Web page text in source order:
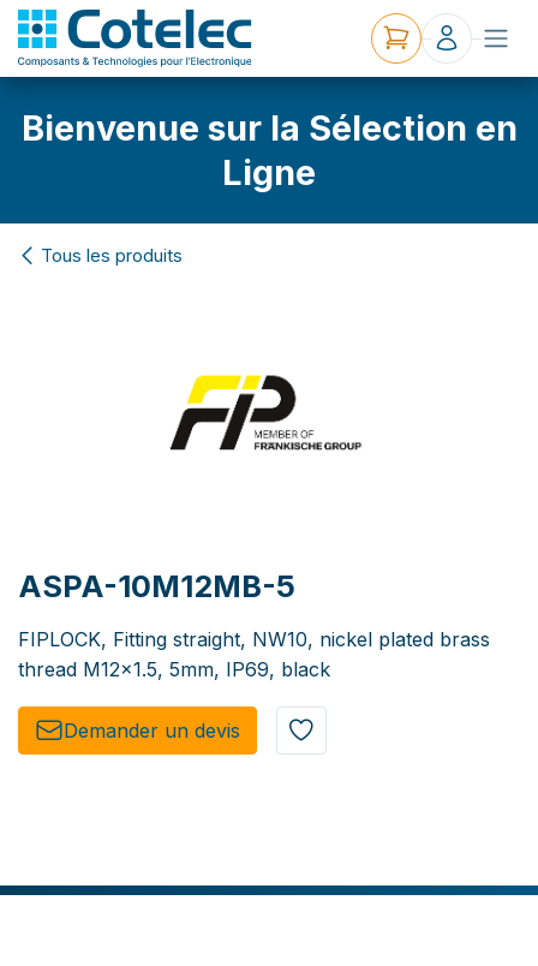
Bienvenue sur la Sélection en
Ligne
Tous les produits
ASPA-10M12MB-5
FIPLOCK, Fitting straight, NW10, nickel plated brass
thread M12x1.5, 5mm, IP69, black
Demander un de​​vis​​